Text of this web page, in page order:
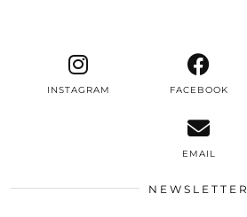
INSTAGRAM FACEBOOK
EMAIL
NEWSLETTER